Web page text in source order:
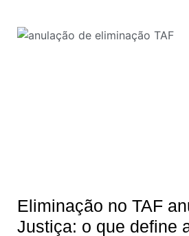
Eliminação no TAF
Justiça: o que define